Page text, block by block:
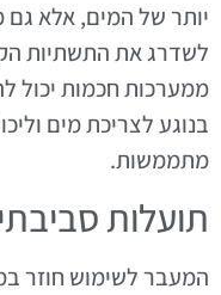
יותר של המים, אלא גם
לשדרג את התשתיות
ממערכות חכמות יכול
בנוגע לצריכת מים
מתממשות.
תועלות